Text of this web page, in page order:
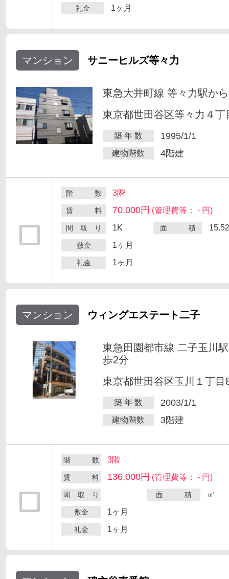
礼金 1ヶ月
マンション サニーヒルズ等々力
東急大井町線 等々力駅か
東京都世田谷区等々力４丁
築 年 数 1995/1/1
建物階数 4階建
階 数 3階
賃 料 70,000円 (管理費等： - 円)
間 取 り 1K 面 積
敷金 1ヶ月
礼金 1ヶ月
マンション ウィングエステート二子
東急田園都市線 二子玉川
歩2分
東京都世田谷区玉川１丁目
築 年 数 2003/1/1
建物階数 3階建
階 数 3階
賃 料 136,000円 (管理費等： - 円)
間 取 り 面 積 ㎡
敷金 1ヶ月
礼金 1ヶ月